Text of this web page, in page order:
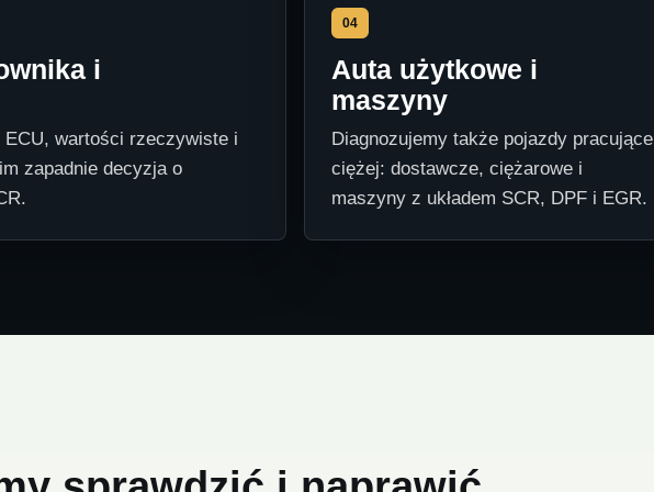
i
ECU, wartości rzeczywiste i
zapadnie decyzja o
04
Auta użytkowe i
maszyny
Diagnozujemy także pojazdy pracujące
ciężej: dostawcze, ciężarowe i
maszyny z układem SCR, DPF i EGR.